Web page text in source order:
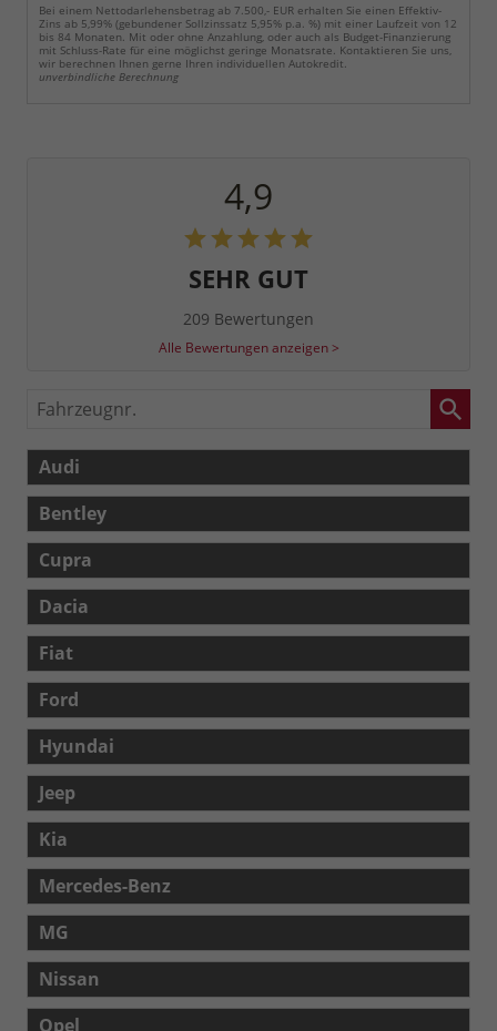
Bei einem Nettodarlehensbetrag ab 7.500,- EUR erhalten Sie einen Effektiv-
Zins ab 5,99% (gebundener Sollzinssatz 5,95% p.a. %) mit einer Laufzeit von 12
bis 84 Monaten. Mit oder ohne Anzahlung, oder auch als Budget-Finanzierung
mit Schluss-Rate für eine möglichst geringe Monatsrate. Kontaktieren Sie uns,
wir berechnen Ihnen gerne Ihren individuellen Autokredit.
unverbindliche Berechnung
4,9
SEHR GUT
209 Bewertungen
Alle Bewertungen anzeigen >
Fahrzeugnr.
Audi
Bentley
Cupra
Dacia
Fiat
Ford
Hyundai
Jeep
Kia
Mercedes-Benz
MG
Nissan
Opel